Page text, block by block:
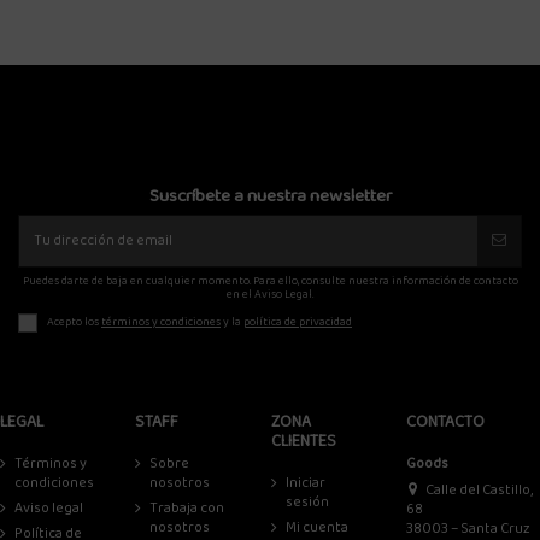
Suscríbete a nuestra newsletter
Puedes darte de baja en cualquier momento. Para ello, consulte nuestra información de contacto
en el Aviso Legal.
Acepto lostérminos y condicionesy la política de privacidad
LEGAL
Términos y
condiciones
Aviso legal
Política de
STAFF
Sobre
nosotros
Trabaja con
nosotros
ZONA
CLIENTES
Iniciar
sesión
Mi cuenta
CONTACTO
Goods
Calle del Castillo,
68
38003 – Santa Cruz